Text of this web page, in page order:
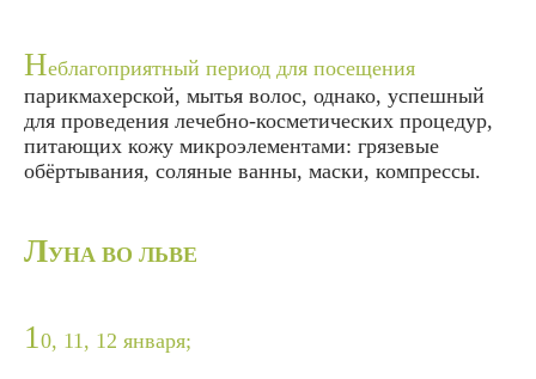
Неблагоприятный период для посещения
парикмахерской, мытья волос, однако, успешный
для проведения лечебно-косметических процедур,
питающих кожу микроэлементами: грязевые
обёртывания, соляные ванны, маски, компрессы.
ЛУНА ВО ЛЬВЕ
1 0, 11, 12 января;